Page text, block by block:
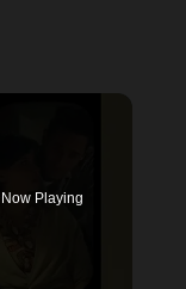
Now Playing